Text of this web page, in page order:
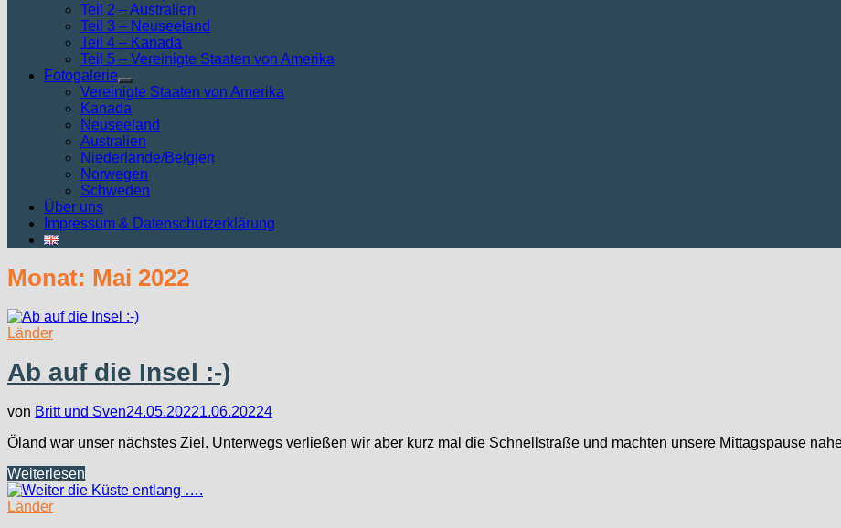
anzeigen
Teil 2 – Australien
Teil 3 – Neuseeland
Teil 4 – Kanada
Teil 5 – Vereinigte Staaten von Amerika
Fotogalerie
Untermenü
anzeigen
Vereinigte Staaten von Amerika
Kanada
Neuseeland
Australien
Niederlande/Belgien
Norwegen
Schweden
Über uns
Impressum & Datenschutzerklärung
Monat: Mai 2022
Länder
Ab auf die Insel :-)
von Britt und Sven24.05.20221.06.20224
Öland war unser nächstes Ziel. Unterwegs verließen wir aber kurz mal die Schnellstraße und machten unsere Mittagspause
Ab
auf
die
Weiterlesen
Länder